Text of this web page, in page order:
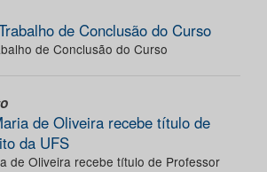
de Conclusão do Curso
de Conclusão do Curso
de Oliveira recebe título de
da UFS
de Oliveira recebe título de Professor